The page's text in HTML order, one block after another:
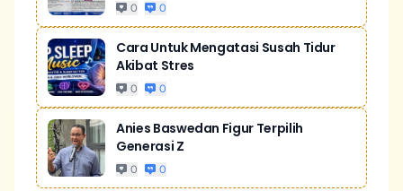
0 0
Cara Untuk Mengatasi Susah Tidur
Akibat Stres
0 0
Anies Baswedan Figur Terpilih
Generasi Z
0 0